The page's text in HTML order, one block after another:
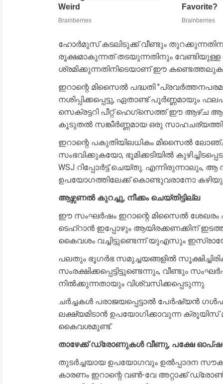
ഹോർമുസ് കടലിടുക്ക് വീണ്ടും
രൂക്ഷമാകുന്നത് തടയുന്നതിനും വേണ്ടിയുള്ള
ശ്രമിക്കുന്നതിനിടെയാണ് ഈ
ഇറാന്റെ മിസൈൽ പദ്ധതി
നശിപ്പിക്കപ്പെട്ടു, ഏതാണ്ട് പൂർണ്ണമായും
സെക്രട്ടറി പീറ്റ് ഹെഗ്സെത്ത് ഈ ആഴ്ച
കൂടുതൽ സങ്കീർണ്ണമായ ഒരു
ഇറാന്റെ പകുതിയിലധികം മിസൈൽ
സംഭവിക്കുകയോ, ഭൂമിക്കടിയിൽ
WSJ റിപ്പോർട്ട് ചെയ്തു. എന്നിരുന്നാലും,
ഉപയോഗത്തിലേക്ക് കൊണ്ടുവരാനോ
ആഴ്സണൽ കുറച്ചു, നീക്കം ചെയ്തിട്ടില്ല
ഈ സംഘർഷം ഇറാന്റെ മിസൈൽ ശേഖരം
ടെഹ്‌റാൻ ഇപ്പോഴും ആയിരക്കണക്കിന്
കൈവശം വച്ചിട്ടുണ്ടെന്ന് യുഎസും
പലതും ഭൂഗർഭ സമുച്ചയങ്ങളിൽ
സംരക്ഷിക്കപ്പെട്ടിട്ടുണ്ടെന്നും, വീണ്ടും
നിൽക്കുന്നതായും വിശ്വസിക്കപ്പെടുന്നു.
ചർച്ചകൾ പരാജയപ്പെട്ടാൽ പേർഷ്യൻ
ലക്ഷ്യമിടാൻ ഉപയോഗിക്കാവുന്ന
കൈവശമുണ്ട്.
താഴേക്ക് ഡ്രോണുകൾ വീണു, പക്ഷേ
തുടർച്ചയായ ഉപയോഗവും ഉൽപ്പാദന
കാരണം ഇറാന്റെ വൺ-വേ അറ്റാക്ക് ഡ്രോൺ